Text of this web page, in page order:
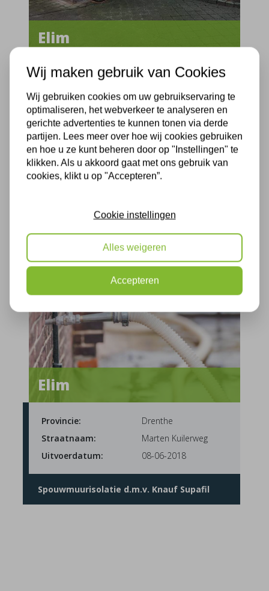
Elim
Provincie:
Drenthe
Straatnaam:
Carstensdijk
Uitvoerdatum:
10-01-2022
Gevel isoleren
Elim
Provincie:
Drenthe
Straatnaam:
Marten Kuilerweg
Uitvoerdatum:
08-06-2018
Spouwmuurisolatie d.m.v. Knauf Supafil
Wij maken gebruik van Cookies
Wij gebruiken cookies om uw gebruikservaring te
optimaliseren, het webverkeer te analyseren en
gerichte advertenties te kunnen tonen via derde
partijen. Lees meer over hoe wij cookies gebruiken
en hoe u ze kunt beheren door op "Instellingen" te
klikken. Als u akkoord gaat met ons gebruik van
cookies, klikt u op "Accepteren”.
Cookie instellingen
Alles weigeren
Accepteren